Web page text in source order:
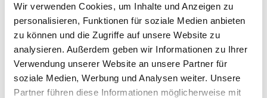
Wir verwenden Cookies, um Inhalte und Anzeigen zu
personalisieren, Funktionen für soziale Medien anbieten
zu können und die Zugriffe auf unsere Website zu
analysieren. Außerdem geben wir Informationen zu Ihrer
Verwendung unserer Website an unsere Partner für
soziale Medien, Werbung und Analysen weiter. Unsere
Partner führen diese Informationen möglicherweise mit
Die Weinberge in und
um Schwabsburg
erkunden